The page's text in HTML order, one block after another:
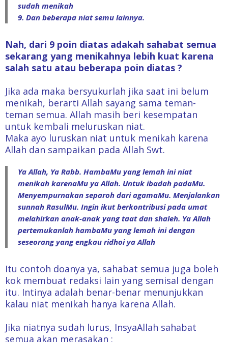
sudah menikah
9. Dan beberapa niat semu lainnya.
Nah, dari 9 poin diatas adakah sahabat semua
sekarang yang menikahnya lebih kuat karena
salah satu atau beberapa poin diatas ?
Jika ada maka bersyukurlah jika saat ini belum
menikah, berarti Allah sayang sama teman-
teman semua. Allah masih beri kesempatan
untuk kembali meluruskan niat.
Maka ayo luruskan niat untuk menikah karena
Allah dan sampaikan pada Allah Swt.
Ya Allah, Ya Rabb. HambaMu yang lemah ini niat
menikah karenaMu ya Allah. Untuk ibadah padaMu.
Menyempurnakan separoh dari agamaMu. Menjalankan
sunnah RasulMu. Ingin ikut berkontribusi pada umat
melahirkan anak-anak yang taat dan shaleh. Ya Allah
pertemukanlah hambaMu yang lemah ini dengan
seseorang yang engkau ridhoi ya Allah
Itu contoh doanya ya, sahabat semua juga boleh
kok membuat redaksi lain yang semisal dengan
itu. Intinya adalah benar-benar menunjukkan
kalau niat menikah hanya karena Allah.
Jika niatnya sudah lurus, InsyaAllah sahabat
semua akan merasakan :